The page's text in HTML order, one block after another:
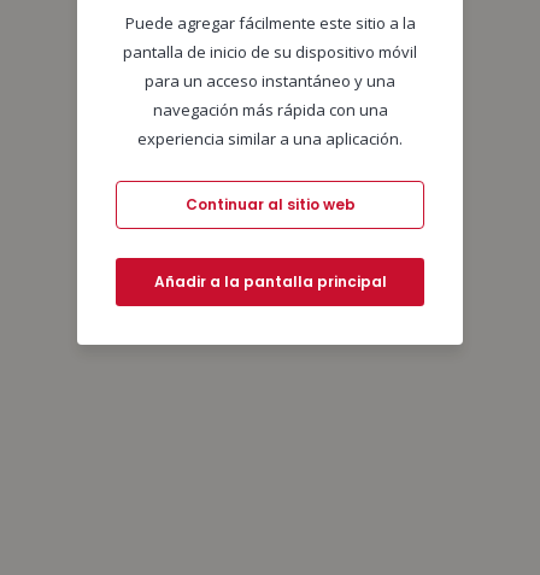
Puede agregar fácilmente este sitio a la
pantalla de inicio de su dispositivo móvil
para un acceso instantáneo y una
navegación más rápida con una
experiencia similar a una aplicación.
Continuar al sitio web
Añadir a la pantalla principal